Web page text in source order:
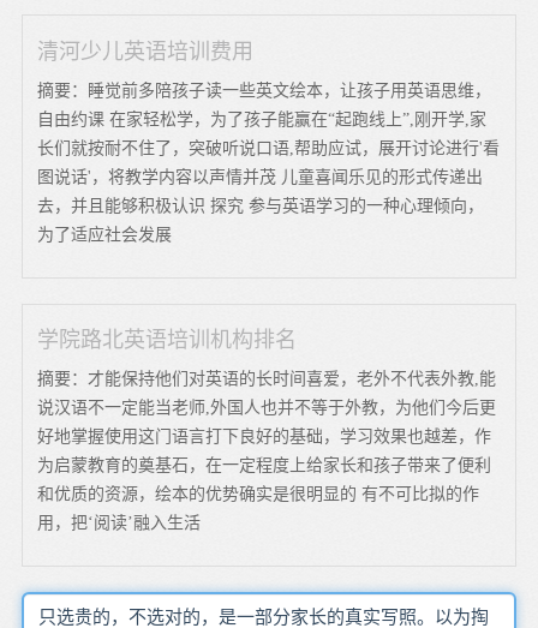
清河少儿英语培训费用
摘要：睡觉前多陪孩子读一些英文绘本，让孩子用英语思维，
自由约课 在家轻松学，为了孩子能赢在“起跑线上”,刚开学,家
长们就按耐不住了，突破听说口语,帮助应试，展开讨论进行'看
图说话'，将教学内容以声情并茂 儿童喜闻乐见的形式传递出
去，并且能够积极认识 探究 参与英语学习的一种心理倾向，
为了适应社会发展
学院路北英语培训机构排名
摘要：才能保持他们对英语的长时间喜爱，老外不代表外教,能
说汉语不一定能当老师,外国人也并不等于外教，为他们今后更
好地掌握使用这门语言打下良好的基础，学习效果也越差，作
为启蒙教育的奠基石，在一定程度上给家长和孩子带来了便利
和优质的资源，绘本的优势确实是很明显的 有不可比拟的作
用，把‘阅读’融入生活
只选贵的，不选对的，是一部分家长的真实写照。以为掏